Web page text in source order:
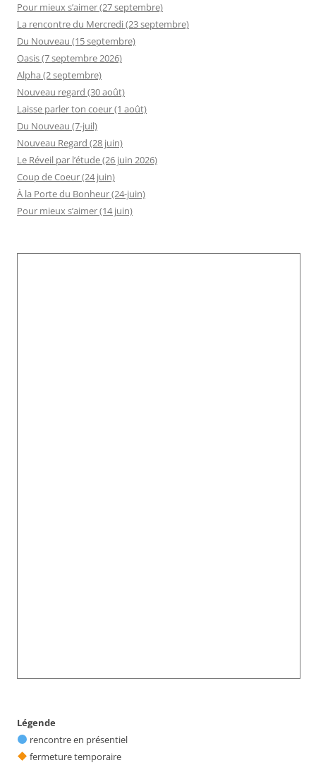
Pour mieux s’aimer (27 septembre)
La rencontre du Mercredi (23 septembre)
Du Nouveau (15 septembre)
Oasis (7 septembre 2026)
Alpha (2 septembre)
Nouveau regard (30 août)
Laisse parler ton coeur (1 août)
Du Nouveau (7-juil)
Nouveau Regard (28 juin)
Le Réveil par l’étude (26 juin 2026)
Coup de Coeur (24 juin)
À la Porte du Bonheur (24-juin)
Pour mieux s’aimer (14 juin)
Légende
rencontre en présentiel
fermeture temporaire